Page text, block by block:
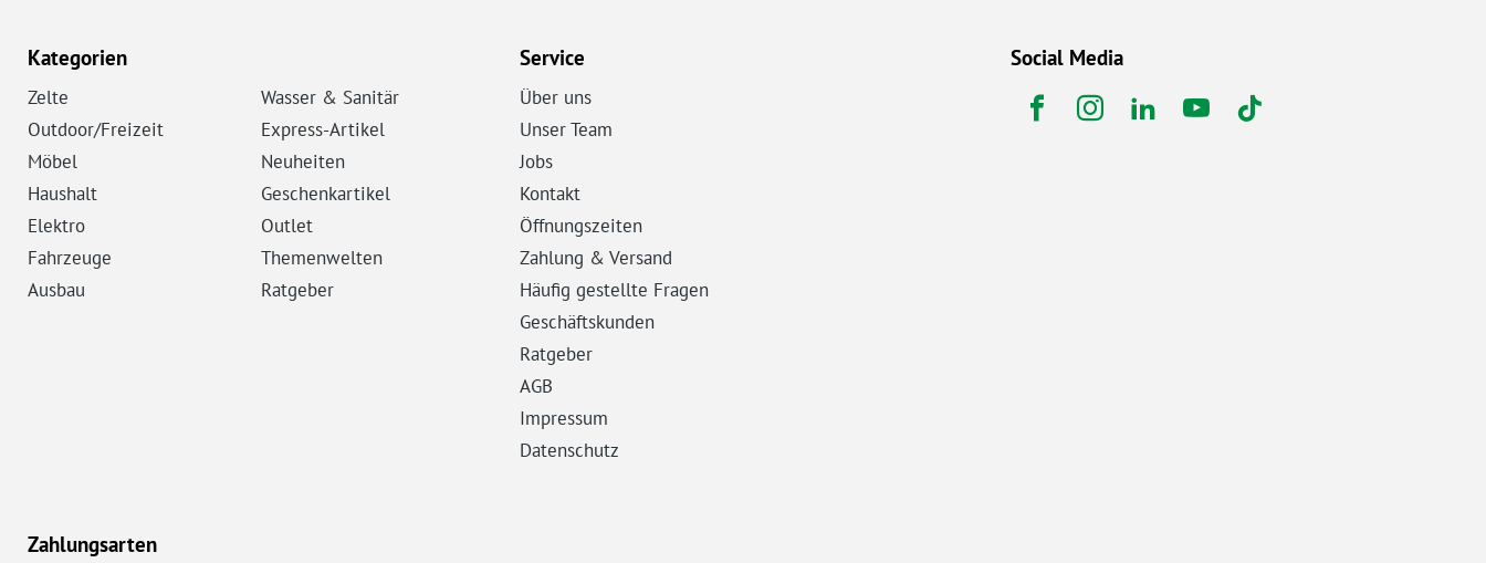
Kategorien
Zelte
Outdoor/Freizeit
Möbel
Haushalt
Elektro
Fahrzeuge
Ausbau
Wasser & Sanitär
Express-Artikel
Neuheiten
Geschenkartikel
Outlet
Themenwelten
Ratgeber
Service
Über uns
Unser Team
Jobs
Kontakt
Öffnungszeiten
Zahlung & Versand
Häufig gestellte Fragen
Geschäftskunden
Ratgeber
AGB
Impressum
Datenschutz
Social Media
Zahlungsarten